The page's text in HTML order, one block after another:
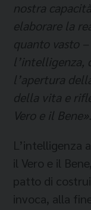
nostra
elaborare la
quanto vasto
l’intelligenza,
l’apertura
della vita e
Vero e il Bene».
L’intelligenza
il Vero e il
patto di
invoca, alla